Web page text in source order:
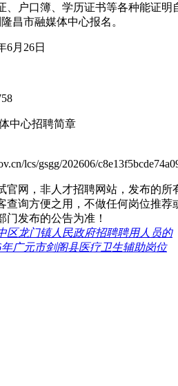
户口簿、学历证书等各种能证明
昌市融媒体中心报名。
月26日
中心招聘简章
lcs/gsgg/202606/
官网，非人才招聘网站，发布的所
查询方便之用，不做任何岗位推荐
门发布的公告为准！
区龙门镇人民政府招聘聘用人员的
年广元市剑阁县医疗卫生辅助岗位